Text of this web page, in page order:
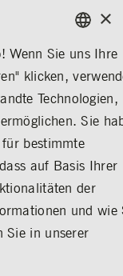
ENGLISH
ENGLISH
×
Wenn Sie uns Ihre
klicken,
Technologien,
Sie
bestimmte
auf Basis Ihrer
der
und wie
Sie in unserer